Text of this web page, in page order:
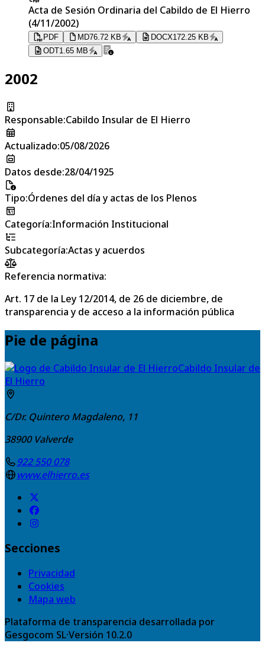
Acta de Sesión Ordinaria del Cabildo de El Hierro
(4/11/2002)
PDF MD76.72 KB DOCX172.25 KB
ODT1.65 MB
2002
Responsable:Cabildo Insular de El Hierro
Actualizado:05/08/2026
Datos desde:28/04/1925
Tipo:Órdenes del día y actas de los Plenos
Categoría:Información Institucional
Subcategoría:Actas y acuerdos
Referencia normativa:
Art. 17 de la Ley 12/2014, de 26 de diciembre, de
transparencia y de acceso a la información pública
Pie de página
Cabildo Insular de
El Hierro
C/Dr. Quintero Magdaleno, 11
38900 Valverde
922 550 078
www.elhierro.es
Secciones
Privacidad
Cookies
Mapa web
Plataforma de transparencia desarrollada por
Gesgocom SL·Versión 10.2.0